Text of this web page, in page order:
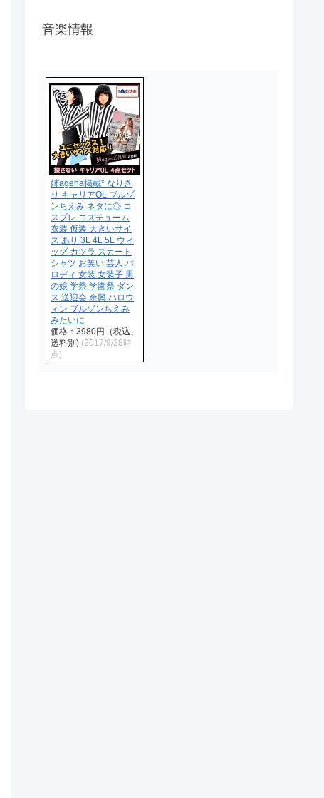
音楽情報
姉ageha掲載* なりき
り キャリアOL ブルゾ
ンちえみ ネタに◎ コ
スプレ コスチューム
衣装 仮装 大きいサイ
ズ あり 3L 4L 5L ウィ
ッグ カツラ スカート
シャツ お笑い 芸人 パ
ロディ 女装 女装子 男
の娘 学祭 学園祭 ダン
ス 送迎会 余興 ハロウ
ィン ブルゾンちえみ
みたいに
価格：3980円（税込、
送料別) (2017/9/28時
点)